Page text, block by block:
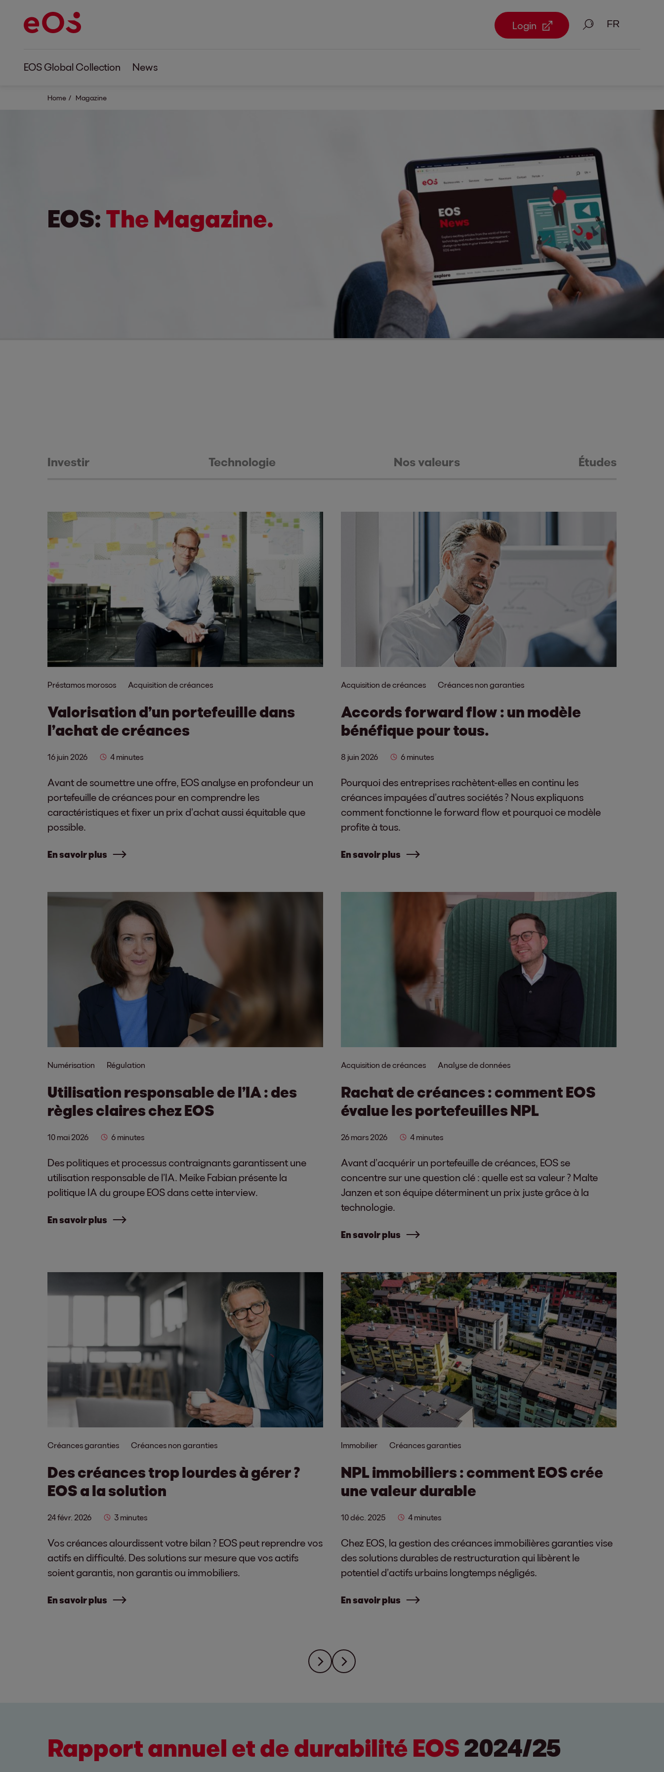
Login Recherche
EOS Global Collection News
Home Magazine
EOS: The Magazine.
Investir Technologie Nos valeurs Études
Préstamos morosos Acquisition de créances
Valorisation d’un portefeuille dans
l’achat de créances
16 juin 2026 4 minutes
Avant de soumettre une offre, EOS analyse en profondeur un
portefeuille de créances pour en comprendre les
caractéristiques et fixer un prix d’achat aussi équitable que
possible.
En savoir plus
Acquisition de créances Créances non garanties
Accords forward flow : un modèle
bénéfique pour tous.
8 juin 2026 6 minutes
Pourquoi des entreprises rachètent-elles en continu les
créances impayées d’autres sociétés ? Nous expliquons
comment fonctionne le forward flow et pourquoi ce modèle
profite à tous.
En savoir plus
Numérisation Régulation
Utilisation responsable de l’IA : des
règles claires chez EOS
10 mai 2026 6 minutes
Des politiques et processus contraignants garantissent une
utilisation responsable de l’IA. Meike Fabian présente la
politique IA du groupe EOS dans cette interview.
En savoir plus
Acquisition de créances Analyse de données
Rachat de créances : comment EOS
évalue les portefeuilles NPL
26 mars 2026 4 minutes
Avant d’acquérir un portefeuille de créances, EOS se
concentre sur une question clé : quelle est sa valeur ? Malte
Janzen et son équipe déterminent un prix juste grâce à la
technologie.
En savoir plus
Créances garanties Créances non garanties
Des créances trop lourdes à gérer ?
EOS a la solution
24 févr. 2026 3 minutes
Vos créances alourdissent votre bilan ? EOS peut reprendre vos
actifs en difficulté. Des solutions sur mesure que vos actifs
soient garantis, non garantis ou immobiliers.
En savoir plus
Immobilier Créances garanties
NPL immobiliers : comment EOS crée
une valeur durable
10 déc. 2025 4 minutes
Chez EOS, la gestion des créances immobilières garanties vise
des solutions durables de restructuration qui libèrent le
potentiel d’actifs urbains longtemps négligés.
En savoir plus
Rapport annuel et de durabilité EOS2024/25